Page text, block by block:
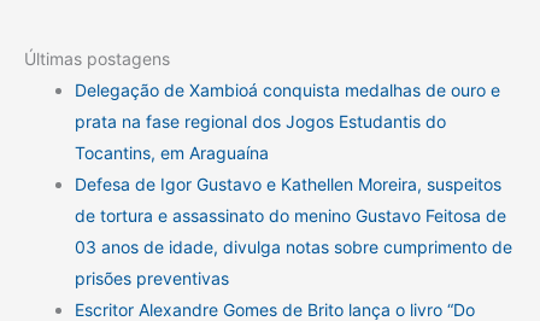
Últimas postagens
Delegação de Xambioá conquista medalhas de ouro e
prata na fase regional dos Jogos Estudantis do
Tocantins, em Araguaína
Defesa de Igor Gustavo e Kathellen Moreira, suspeitos
de tortura e assassinato do menino Gustavo Feitosa de
03 anos de idade, divulga notas sobre cumprimento de
prisões preventivas
Escritor Alexandre Gomes de Brito lança o livro “Do